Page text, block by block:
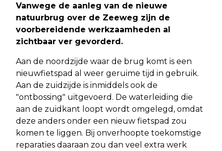
Vanwege de aanleg van de nieuwe
natuurbrug over de Zeeweg zijn de
voorbereidende werkzaamheden al
zichtbaar ver gevorderd.
Aan de noordzijde waar de brug komt is een
nieuwfietspad al weer geruime tijd in gebruik.
Aan de zuidzijde is inmiddels ook de
"ontbossing" uitgevoerd. De waterleiding die
aan de zuidkant loopt wordt omgelegd, omdat
deze anders onder een nieuw fietspad zou
komen te liggen. Bij onverhoopte toekomstige
reparaties daaraan zou dan veel extra werk